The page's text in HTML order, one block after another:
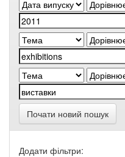
Почати новий пошук
Додати фільтри: